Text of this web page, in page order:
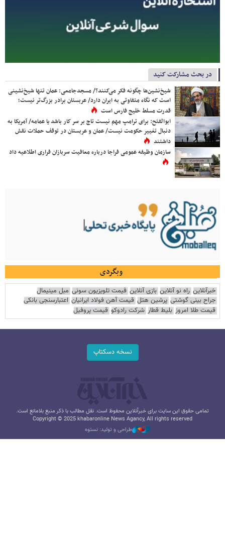
در بحث مشارکت کنید
شیخ‌نشین‌ها چگونه فکر می‌کنند؟/ مسجدجامعی: عمان تنها شیخ‌نشینی
است که نگاه متفاوتی به ایران دارد/ عربستان برادر بزرگ‌تر نیست؛
قدرت مسلط خلیج فارس است
ابوالفتح: برای ترامپ مهم نیست تاج بر سر کار باشد یا عمامه/ آمریکا به
دنبال تغییر حکومت نیست/ عمان و عربستان در توقف حملات نقش
داشتند
سازمان وظیفه عمومی فراجا درباره معافیت سربازان فراری اطلاعیه داد
وبگردی
خبرآنلاین راه نو آنلاین بازی آنلاین قیمت تلویزیون سونی مبل مینیمال
جراح بینی گوشتی پرشین هتل قیمت آهن فولاد ایرانیان اعتبارسنجی بانکی
قیمت طلا امروز بلیط قطار شرکت رادوکو قیمت پروفیل
نسخه دسکتاپ
تمامی حقوق این سایت برای خبرآنلاین محفوظ است. نقل مطالب با ذکر منبع بلامانع است.
Copyright © 2025 khabaronline News Agancy, All rights reserved
طراحی و تولید: نستوه